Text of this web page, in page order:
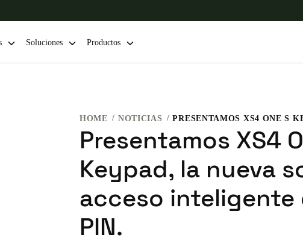
Caribbean - Latin America Africa, Middle East, and India
Colombia
Soluciones Productos
HOME NOTICIAS
Presentamos XS4
Keypad, la nueva
acceso
PIN.